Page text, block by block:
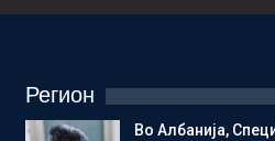
Регион
Во Албанија,